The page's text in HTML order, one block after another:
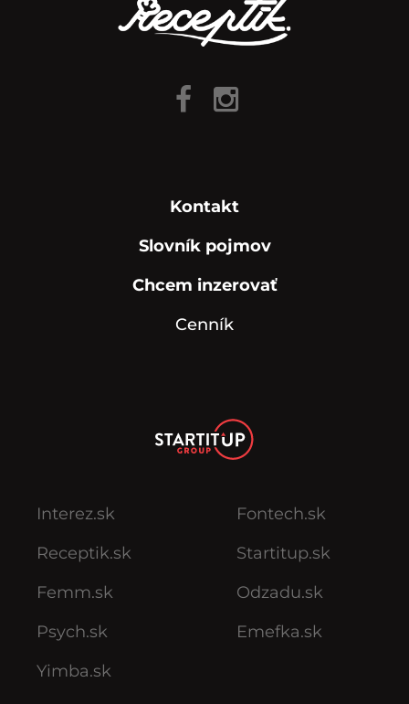
Kontakt
Slovník pojmov
Chcem inzerovať
Cenník
Interez.sk
Receptik.sk
Femm.sk
Psych.sk
Yimba.sk
Fontech.sk
Startitup.sk
Odzadu.sk
Emefka.sk